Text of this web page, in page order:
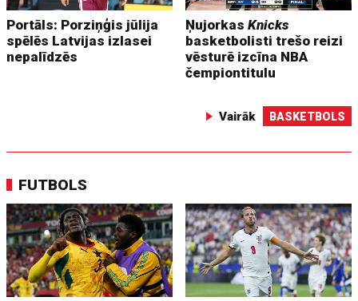
Portāls: Porziņģis jūlija
spēlēs Latvijas izlasei
nepalīdzēs
ŅujorkasKnicks
basketbolisti trešo reizi
vēsturē izcīna NBA
čempiontitulu
Vairāk BASKETBOLS
FUTBOLS